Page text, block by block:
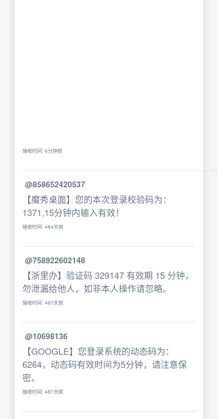
接收时间: 6分钟前
@858652420537
【魔秀桌面】您的本次登录校验码为：
1371,15分钟内输入有效！
接收时间: 484天前
@758922602148
【浙里办】验证码 329147 有效期 15 分钟，
勿泄漏给他人，如非本人操作请忽略。
接收时间: 487天前
@10698136
【GOOGLE】您登录系统的动态码为：
6264，动态码有效时间为5分钟，请注意保
密。
接收时间: 487天前